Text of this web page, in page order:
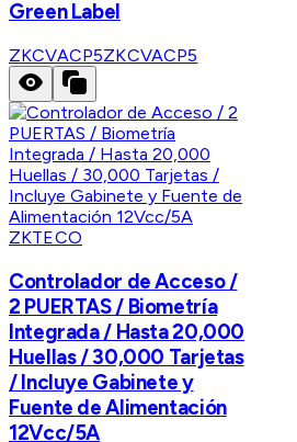
Green Label
ZKCVACP5ZKCVACP5
ZKTECO
Controlador de Acceso /
2 PUERTAS / Biometría
Integrada / Hasta 20,000
Huellas / 30,000 Tarjetas
/ Incluye Gabinete y
Fuente de Alimentación
12Vcc/5A